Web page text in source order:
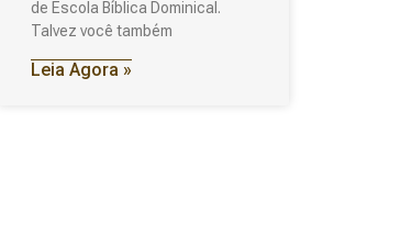
de Escola Bíblica Dominical.
Talvez você também
Leia Agora »